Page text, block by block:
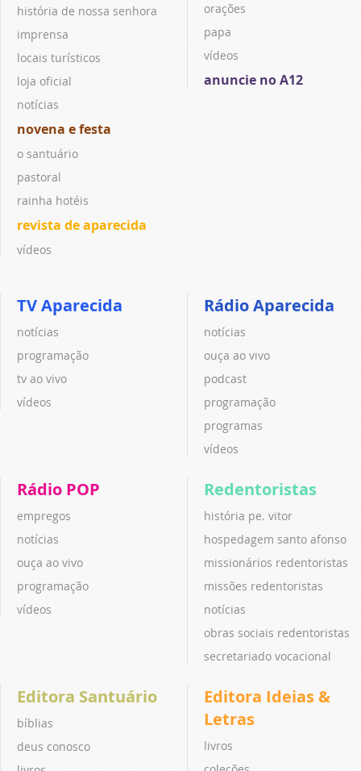
história de nossa senhora
imprensa
locais turísticos
loja oficial
notícias
novena e festa
o santuário
pastoral
rainha hotéis
revista de aparecida
vídeos
orações
papa
vídeos
anuncie no A12
TV Aparecida
notícias
programação
tv ao vivo
vídeos
Rádio Aparecida
notícias
ouça ao vivo
podcast
programação
programas
vídeos
Rádio POP
empregos
notícias
ouça ao vivo
programação
vídeos
Redentoristas
história pe. vitor
hospedagem santo afonso
missionários redentoristas
missões redentoristas
notícias
obras sociais redentoristas
secretariado vocacional
Editora Santuário
bíblias
deus conosco
Editora Ideias &
Letras
livros